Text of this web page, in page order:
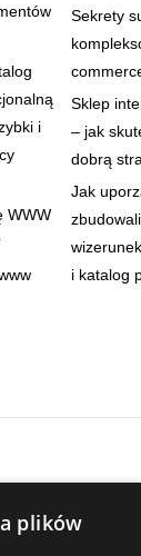
i
WWW
Sekrety
Sklep
– jak
dobrą
Jak
i katalog
seo
plików